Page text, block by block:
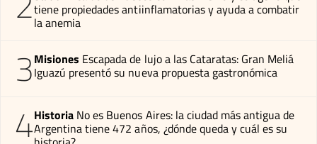
tiene propiedades antiinflamatorias y ayuda a combatir
la anemia
3Misiones Escapada de lujo a las Cataratas: Gran Meliá
Iguazú presentó su nueva propuesta gastronómica
4Historia No es Buenos Aires: la ciudad más antigua de
Argentina tiene 472 años, ¿dónde queda y cuál es su